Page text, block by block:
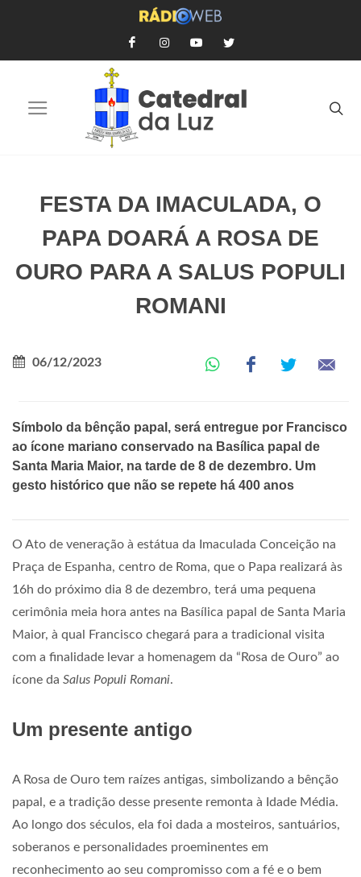
FESTA DA IMACULADA, O
PAPA DOARÁ A ROSA DE
OURO PARA A SALUS POPULI
ROMANI
06/12/2023
Símbolo da bênção papal, será entregue por Francisco
ao ícone mariano conservado na Basílica papal de
Santa Maria Maior, na tarde de 8 de dezembro. Um
gesto histórico que não se repete há 400 anos
O Ato de veneração à estátua da Imaculada Conceição na
Praça de Espanha, centro de Roma, que o Papa realizará às
16h do próximo dia 8 de dezembro, terá uma pequena
cerimônia meia hora antes na Basílica papal de Santa Maria
Maior, à qual Francisco chegará para a tradicional visita
com a finalidade levar a homenagem da “Rosa de Ouro” ao
ícone da Salus Populi Romani.
Um presente antigo
A Rosa de Ouro tem raízes antigas, simbolizando a bênção
papal, e a tradição desse presente remonta à Idade Média.
Ao longo dos séculos, ela foi dada a mosteiros, santuários,
soberanos e personalidades proeminentes em
reconhecimento ao seu compromisso com a fé e o bem